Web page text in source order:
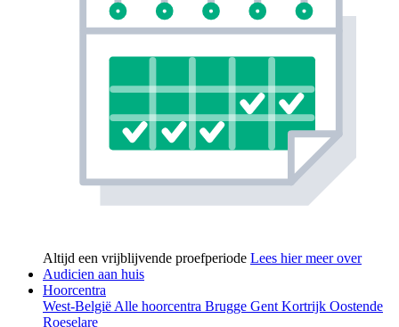
Altijd een vrijblijvende proefperiode Lees hier meer over
Audicien aan huis
Hoorcentra
West-België Alle hoorcentra Brugge Gent Kortrijk Oostende
Roeselare